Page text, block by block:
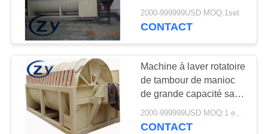
CONTACTEZ-
NOUS
NOUVELLES
DEMANDEZ
pommes de terre de
tapioca de
2000-999999USD MOQ:1set
CONTACT
Machine à laver rotatoire
de tambour de manioc
de grande capacité sauf
la consommation d'eau
CONTACT